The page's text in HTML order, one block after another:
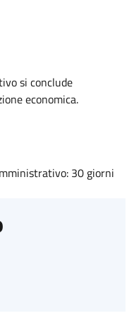
si conclude
economica.
30 giorni